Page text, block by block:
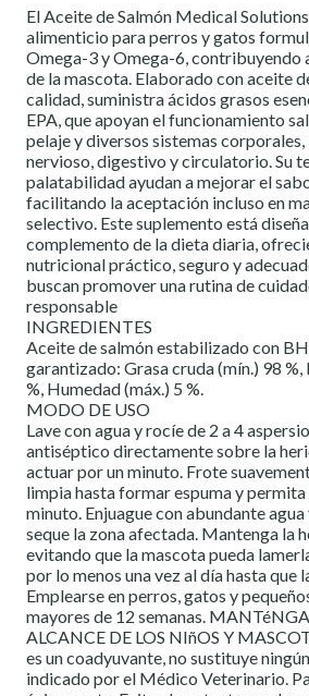
El Aceite de Salmón Medical
alimenticio para perros y gatos
Omega-3 y Omega-6, contribuyendo
de la mascota. Elaborado con aceite
calidad, suministra ácidos grasos
EPA, que apoyan el funcionamiento
pelaje y diversos sistemas
nervioso, digestivo y circulatorio. Su
palatabilidad ayudan a mejorar el
facilitando la aceptación incluso en
selectivo. Este suplemento está
complemento de la dieta diaria,
nutricional práctico, seguro y
buscan promover una rutina de
responsable
INGREDIENTES
Aceite de salmón estabilizado con
garantizado: Grasa cruda (mín.) 98 %,
%, Humedad (máx.) 5 %.
MODO DE USO
Lave con agua y rocíe de 2 a 4
antiséptico directamente sobre la
actuar por un minuto. Frote
limpia hasta formar espuma y
minuto. Enjuague con abundante
seque la zona afectada. Mantenga la
evitando que la mascota pueda
por lo menos una vez al día hasta que
Emplearse en perros, gatos y
mayores de 12 semanas.
ALCANCE DE LOS NIñOS Y
es un coadyuvante, no sustituye
indicado por el Médico Veterinario.